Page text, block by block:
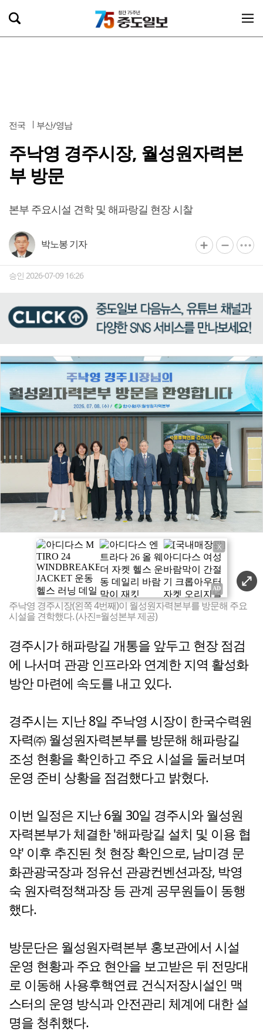
전국 부산/영남
주낙영 경주시장, 월성원자력본
부 방문
본부 주요시설 견학 및 해파랑길 현장 시찰
박노봉 기자
승인 2026-07-09 16:26
X
주낙영 경주시장(왼쪽 4번째)이 월성원자력본부를 방문해 주요
시설을 견학했다. (사진=월성본부 제공)
경주시가 해파랑길 개통을 앞두고 현장 점검
에 나서며 관광 인프라와 연계한 지역 활성화
방안 마련에 속도를 내고 있다.
경주시는 지난 8일 주낙영 시장이 한국수력원
자력㈜ 월성원자력본부를 방문해 해파랑길
조성 현황을 확인하고 주요 시설을 둘러보며
운영 준비 상황을 점검했다고 밝혔다.
이번 일정은 지난 6월 30일 경주시와 월성원
자력본부가 체결한 '해파랑길 설치 및 이용 협
약' 이후 추진된 첫 현장 확인으로, 남미경 문
화관광국장과 정유선 관광컨벤션과장, 박영
숙 원자력정책과장 등 관계 공무원들이 동행
했다.
방문단은 월성원자력본부 홍보관에서 시설
운영 현황과 주요 현안을 보고받은 뒤 전망대
로 이동해 사용후핵연료 건식저장시설인 맥
스터의 운영 방식과 안전관리 체계에 대한 설
명을 청취했다.